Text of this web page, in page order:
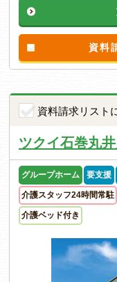
資料
資料請求リスト
ツクイ石巻丸
グループホーム 要支援
介護スタッフ24時間常駐
介護ベッド付き